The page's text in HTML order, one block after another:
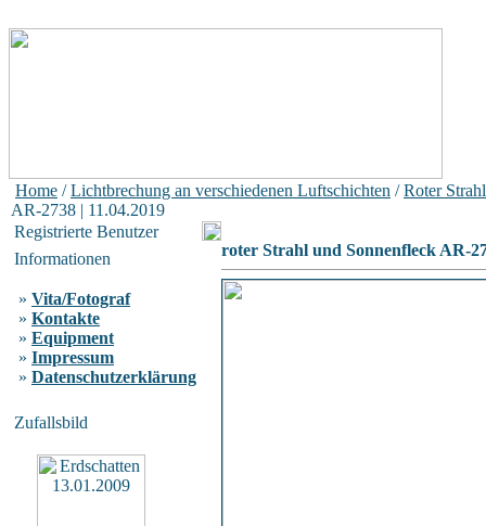
Home /Lichtbrechung an verschiedenen Luftschichten /Roter Strahl
AR-2738 | 11.04.2019
Registrierte Benutzer
Informationen
» Vita/Fotograf
» Kontakte
» Equipment
» Impressum
» Datenschutzerklärung
Zufallsbild
roter Strahl und Sonnenfleck AR-